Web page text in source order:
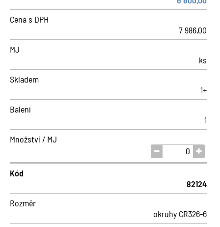
Cena s DPH
7 986,00
MJ
ks
Skladem
1+
Balení
1
Množství / MJ
Kód
82124
Rozměr
okruhy CR326-6